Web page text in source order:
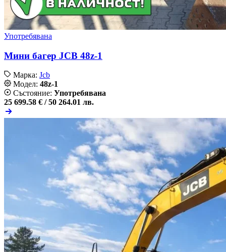
Употребявана
Мини багер JCB 48z-1
Марка: Jcb
Модел: 48z-1
Състояние: Употребявана
25 699.58 € / 50 264.01 лв.